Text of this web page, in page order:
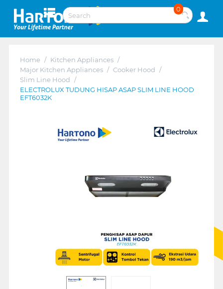
0
Home / Kitchen Appliances /
Major Kitchen Appliances / Cooker Hood /
Slim Line Hood /
ELECTROLUX TUDUNG HISAP ASAP SLIM LINE HOOD
EFT6032K